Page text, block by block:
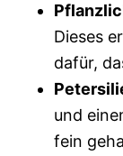
Dieses
dafür,
und
fein